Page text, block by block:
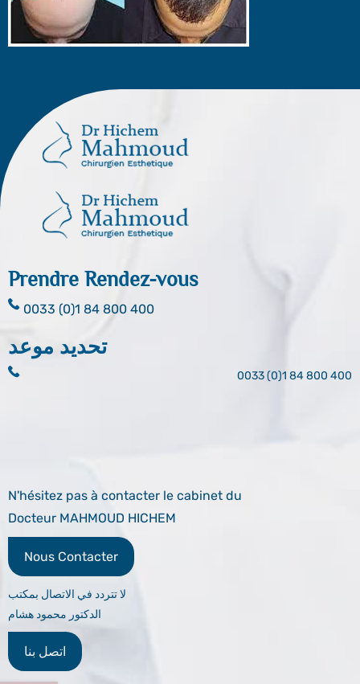
Prendre Rendez-vous
0033 (0)1 84 800 400
تحديد موعد
0033 (0)1 84 800 400
N'hésitez pas à contacter le cabinet du
Docteur MAHMOUD HICHEM
Nous Contacter
لا تتردد في الاتصال بمكتب
الدكتور محمود هشام
اتصل بنا